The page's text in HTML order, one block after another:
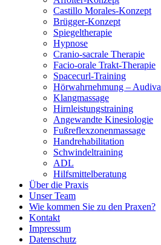
Castillo Morales-Konzept
Brügger-Konzept
Spiegeltherapie
Hypnose
Cranio-sacrale Therapie
Facio-orale Trakt-Therapie
Spacecurl-Training
Hörwahrnehmung – Audiva
Klangmassage
Hirnleistungstraining
Angewandte Kinesiologie
Fußreflexzonenmassage
Handrehabilitation
Schwindeltraining
ADL
Hilfsmittelberatung
Über die Praxis
Unser Team
Wie kommen Sie zu den Praxen?
Kontakt
Impressum
Datenschutz